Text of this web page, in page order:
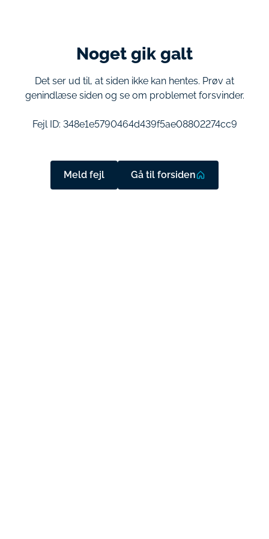
Noget gik galt
Det ser ud til, at siden ikke kan hentes. Prøv at
genindlæse siden og se om problemet forsvinder.
Fejl ID: 348e1e5790464d439f5ae08802274cc9
Meld fejl Gå til forsiden